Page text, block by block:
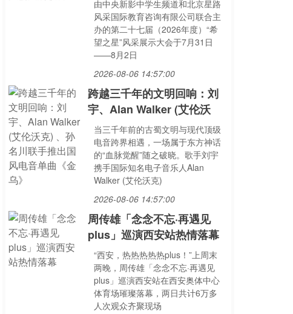
由中央新影中学生频道和北京星路
风采国际教育咨询有限公司联合主
办的第二十七届（2026年度）“希
望之星”风采展示大会于7月31日
——8月2日
2026-08-06 14:57:00
跨越三千年的文明回响：刘
宇、Alan Walker (艾伦沃
当三千年前的古蜀文明与现代顶级
电音跨界相遇，一场属于东方神话
的“血脉觉醒”随之破晓。歌手刘宇
携手国际知名电子音乐人Alan
Walker (艾伦沃克)
2026-08-06 14:57:00
周传雄「念念不忘·再遇见
plus」巡演西安站热情落幕
“西安，热热热热热plus！”上周末
两晚，周传雄「念念不忘·再遇见
plus」巡演西安站在西安奥体中心
体育场璀璨落幕，两日共计6万多
人次观众齐聚现场